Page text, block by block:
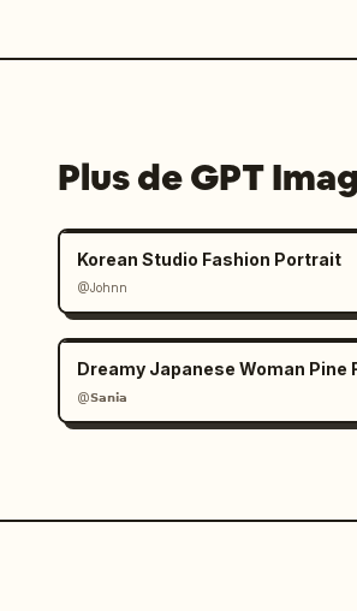
Plus de GPT
Korean Studio Fashion Portrait
@Johnn
Dreamy Japanese Woman Pine
@𝗦𝗮𝗻𝗶𝗮